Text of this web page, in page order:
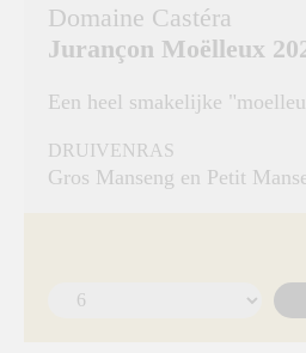
Domaine Castéra
Jurançon Moëlleux
Een heel smakelijke
DRUIVENRAS
Gros Manseng en Petit